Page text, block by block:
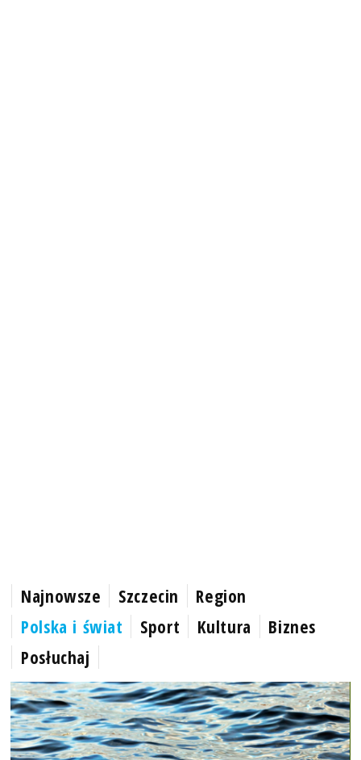
Najnowsze Szczecin
Region
Polska i świat
Sport Kultura
Biznes
Posłuchaj